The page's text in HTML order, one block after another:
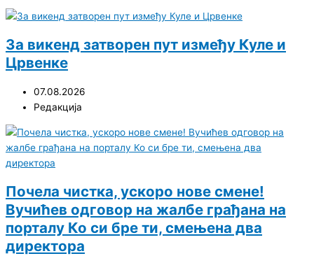
За викенд затворен пут између Куле и
Црвенке
07.08.2026
Редакција
Почела чистка, ускоро нове смене!
Вучићев одговор на жалбе грађана на
порталу Ко си бре ти, смењена два
директора